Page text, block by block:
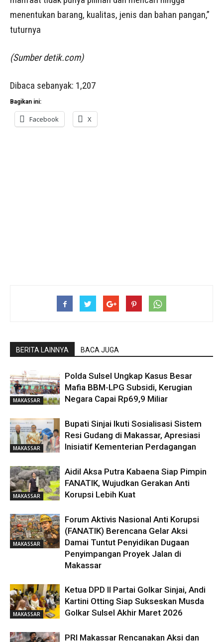
menentukan barang, kualitas, jenis dan bahan pangan,”
tuturnya
(Sumber detik.com)
Dibaca sebanyak: 1,207
Bagikan ini:
Facebook X
BERITA LAINNYA BACA JUGA
MAKASSAR
Polda Sulsel Ungkap Kasus Besar
Mafia BBM-LPG Subsidi, Kerugian
Negara Capai Rp69,9 Miliar
MAKASSAR
Bupati Sinjai Ikuti Sosialisasi Sistem
Resi Gudang di Makassar, Apresiasi
Inisiatif Kementerian Perdagangan
MAKASSAR
Aidil Aksa Putra Kabaena Siap Pimpin
FANATIK, Wujudkan Gerakan Anti
Korupsi Lebih Kuat
MAKASSAR
Forum Aktivis Nasional Anti Korupsi
(FANATIK) Berencana Gelar Aksi
Damai Tuntut Penyidikan Dugaan
Penyimpangan Proyek Jalan di
Makassar
MAKASSAR
Ketua DPD II Partai Golkar Sinjai, Andi
Kartini Otting Siap Sukseskan Musda
Golkar Sulsel Akhir Maret 2026
PRI Makassar Rencanakan Aksi dan